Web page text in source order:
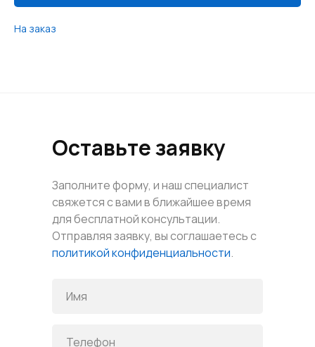
На заказ
Оставьте заявку
Заполните форму, и наш специалист
свяжется с вами в ближайшее время
для бесплатной консультации.
Отправляя заявку, вы соглашаетесь с
политикой конфиденциальности.